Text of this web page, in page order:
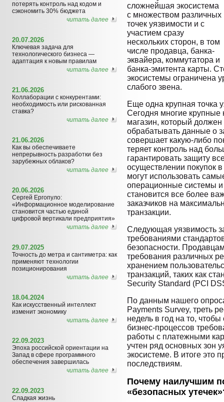
потерять контроль над кодом и
сэкономить 30% бюджета
читать далее
20.07.2026
Ключевая задача для
технологического бизнеса —
адаптация к новым правилам
читать далее
21.06.2026
Коллаборации с конкурентами:
необходимость или рискованная
ставка?
читать далее
21.06.2026
Как вы обеспечиваете
непрерывность разработки без
зарубежных облаков?
читать далее
20.06.2026
Сергей Ергопуло:
«Информационное моделирование
становится частью единой
цифровой вертикали предприятия»
читать далее
29.07.2025
Точность до метра и сантиметра: как
применяют технологии
позиционирования
читать далее
18.04.2024
Как искусственный интеллект
изменит экономику
читать далее
22.09.2023
Эпоха российской ориентации на
Запад в сфере программного
обеспечения завершилась
читать далее
22.09.2023
Сладкая жизнь
сложнейшая экосистема
с множеством различных
точек уязвимости и с
участием сразу
нескольких сторон, в том
числе продавца, банка-
эквайера, коммутатора и
банка-эмитента карты.
экосистемы ограничена
слабого звена.
Еще одна крупная точка
Сегодня многие крупные
магазин, который
обрабатывать данные о
совершает какую-либо
теряет контроль над
гарантировать защиту
осуществлении покупок в
могут использовать
операционные системы
становится все более
заказчиков на
транзакции.
Следующая уязвимость
требованиями
безопасности.
требования различных
хранением
транзакций, таких как
Security Standard (PCI
По данным нашего
Payments Survey, треть
недель в год на то, чтобы
бизнес-процессов
работы с платежными
учтен ряд основных зон
экосистеме. В итоге это
последствиям.
Почему наилучшим
«безопасных